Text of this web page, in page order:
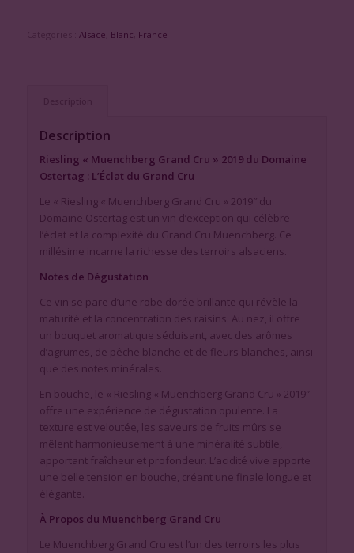
Alsace Blanc France
Description
Riesling « Muenchberg Grand Cru » 2019 du Domaine
Ostertag : L’Éclat du Grand Cru
Le « Riesling « Muenchberg Grand Cru » 2019″ du
Domaine Ostertag est un vin d’exception qui célèbre
l’éclat et la complexité du Grand Cru Muenchberg. Ce
millésime incarne la richesse des terroirs alsaciens.
Notes de Dégustation
Ce vin se pare d’une robe dorée brillante qui révèle la
maturité et la concentration des raisins. Au nez, il offre
un bouquet aromatique séduisant, avec des arômes
d’agrumes, de pêche blanche et de fleurs blanches, ainsi
que des notes minérales.
En bouche, le « Riesling « Muenchberg Grand Cru » 2019″
offre une expérience de dégustation opulente. La
texture est veloutée, les saveurs de fruits mûrs se
mêlent harmonieusement à une minéralité subtile,
apportant fraîcheur et profondeur. L’acidité vive apporte
une belle tension en bouche, créant une finale longue et
élégante.
À Propos du Muenchberg Grand Cru
Le Muenchberg Grand Cru est l’un des terroirs les plus